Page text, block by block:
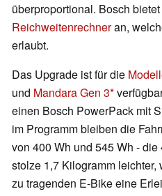
überproportional. Bosch
Reichweitenrechneran,
erlaubt.
Das Upgrade ist für die
und Mandara Gen 3
einen Bosch PowerPack mit
im Programm bleiben die
von 400 Wh und 545 Wh -
stolze 1,7 Kilogramm
zu tragenden E-Bike eine